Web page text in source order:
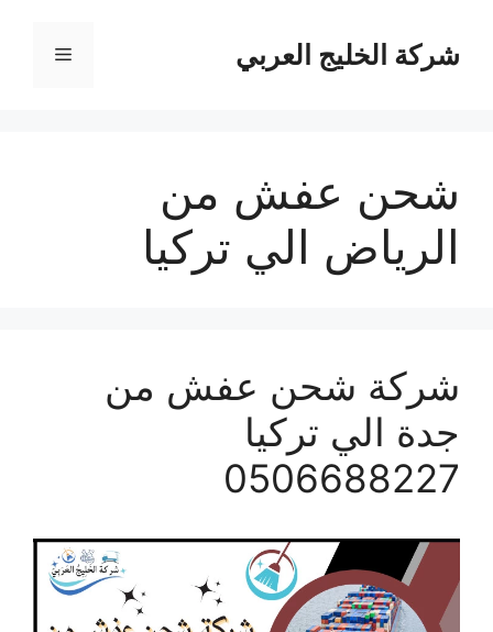
المحتوىشركة الخليج العربي القائمة
شحن عفش من
الرياض الي تركيا
شركة شحن عفش من
جدة الي تركيا
0506688227